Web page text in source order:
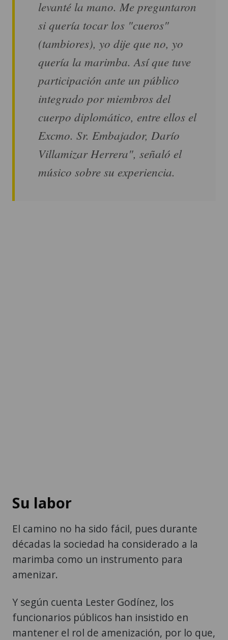
levanté la mano. Me preguntaron
si quería tocar los "cueros"
(tambiores), yo dije que no, yo
quería la marimba. Así que tuve
participación ante un público
integrado por miembros del
cuerpo diplomático, entre ellos el
Excmo. Sr. Embajador, Darío
Villamizar Herrera", señaló el
músico sobre su experiencia.
Su labor
El camino no ha sido fácil, pues durante
décadas la sociedad ha considerado a la
marimba como un instrumento para
amenizar.
Y según cuenta Lester Godínez, los
funcionarios públicos han insistido en
mantener el rol de amenización, por lo que,